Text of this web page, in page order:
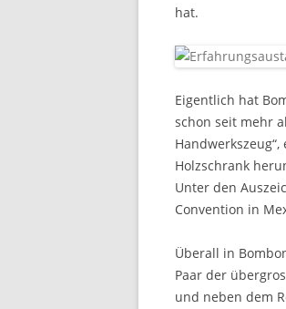
hat.
Eigentlich hat
schon seit mehr
Holzschrank
Unter den
Convention in
Überall in
Paar der
und neben dem